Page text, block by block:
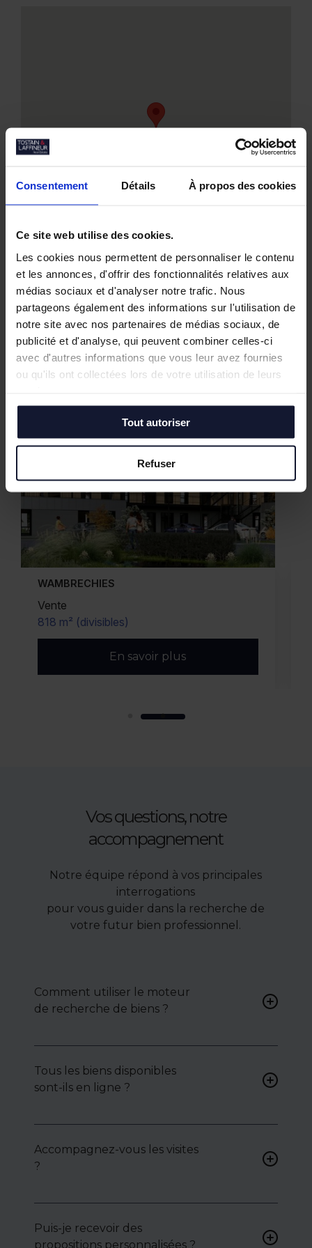
Consentement Détails À propos des cookies
Ce site web utilise des cookies.
Les cookies nous permettent de personnaliser le contenu
et les annonces, d'offrir des fonctionnalités relatives aux
médias sociaux et d'analyser notre trafic. Nous
partageons également des informations sur l'utilisation de
notre site avec nos partenaires de médias sociaux, de
publicité et d'analyse, qui peuvent combiner celles-ci
avec d'autres informations que vous leur avez fournies
ou qu'ils ont collectées lors de votre utilisation de leurs
Tout autoriser
Refuser
Nos biens similaires
MARQUETTE LEZ LILLE
2 348 m² (divisibles)
En savoir plus
Vos questions, notre
accompagnement
Notre équipe répond à vos principales
interrogations
pour vous guider dans la recherche de
votre futur bien professionnel.
Comment utiliser le moteur
de recherche de biens ?
pour accéder à une liste de
biens ciblés.
Tous les biens disponibles
sont-ils en ligne ?
toute confidentialité :
contactez-nous pour y
Accompagnez-vous les visites
?
visites, analysons chaque bien
avec vous, et mettons en
lumière ses atouts ou
Puis-je recevoir des
propositions personnalisées ?